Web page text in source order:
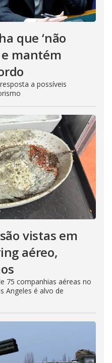
que ‘não
mantém
a possíveis
vistas em
aéreo,
75 companhias aéreas no
Angeles é alvo de